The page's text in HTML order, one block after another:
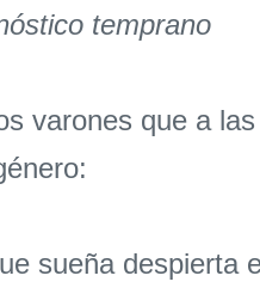
temprano
varones que a
sueña despierta